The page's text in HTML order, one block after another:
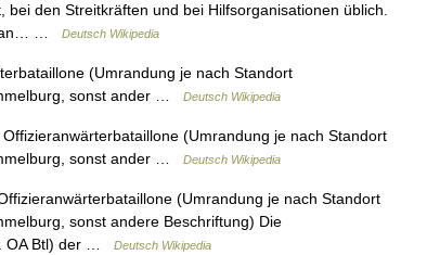
den Streitkräften und bei Hilfsorganisationen üblich.
an… …
Deutsch Wikipedia
(Umrandung je nach Standort
sonst ander …
Deutsch Wikipedia
(Umrandung je nach Standort
sonst ander …
Deutsch Wikipedia
(Umrandung je nach Standort
sonst andere Beschriftung) Die
OA Btl) der …
Deutsch Wikipedia